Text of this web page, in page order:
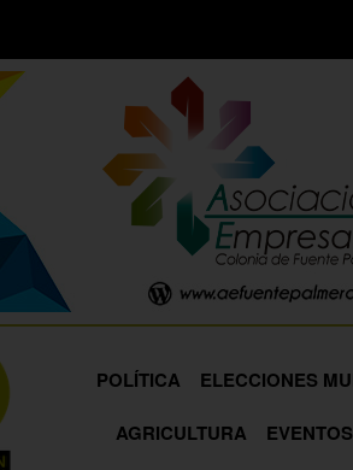
POLÍTICA ELECCIONES
AGRICULTURA
EVENTOS